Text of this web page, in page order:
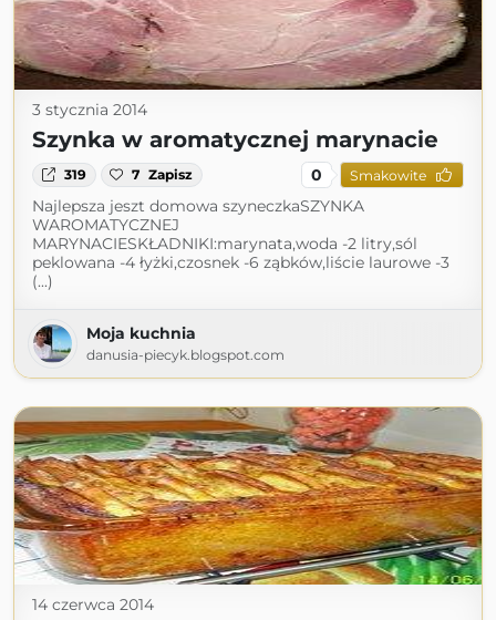
3 stycznia 2014
Szynka w aromatycznej marynacie
319 7 Zapisz 0 Smakowite
Najlepsza jeszt domowa szyneczkaSZYNKA
WAROMATYCZNEJ
MARYNACIESKŁADNIKI:marynata,woda -2 litry,sól
peklowana -4 łyżki,czosnek -6 ząbków,liście laurowe -3
(...)
Moja kuchnia
danusia-piecyk.blogspot.com
14 czerwca 2014